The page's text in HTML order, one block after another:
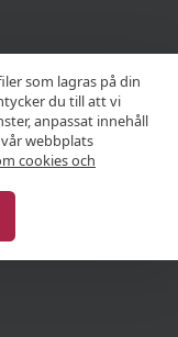
som lagras på din
du till att vi
anpassat innehåll
webbplats
cookies och